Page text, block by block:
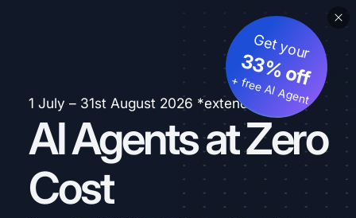
1 July – 31st August 2026 *extended
AI Agents at Zero
Cost
Get your
33% off
+ free AI Agent